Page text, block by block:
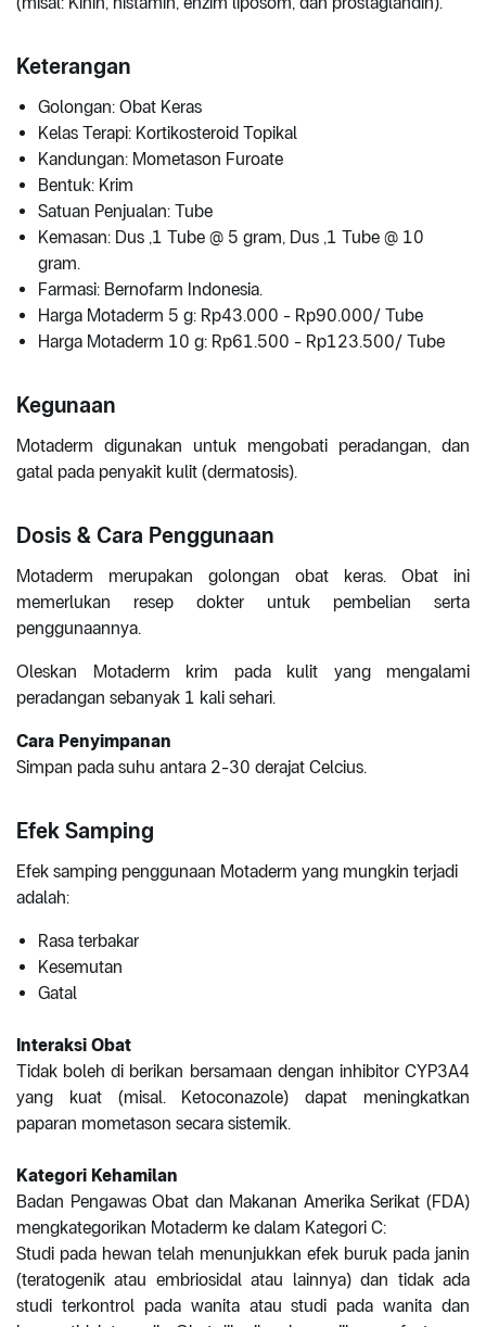
Keterangan
Golongan: Obat Keras
Kelas Terapi: Kortikosteroid Topikal
Kandungan: Mometason Furoate
Bentuk: Krim
Satuan Penjualan: Tube
Kemasan: Dus ,1 Tube @ 5 gram, Dus ,1 Tube @ 10
gram.
Farmasi: Bernofarm Indonesia.
Harga Motaderm 5 g: Rp43.000 - Rp90.000/ Tube
Harga Motaderm 10 g: Rp61.500 - Rp123.500/ Tube
Kegunaan
Motaderm digunakan untuk mengobati peradangan, dan
gatal pada penyakit kulit (dermatosis).
Dosis & Cara Penggunaan
Motaderm merupakan golongan obat keras. Obat ini
memerlukan resep dokter untuk pembelian serta
penggunaannya.
Oleskan Motaderm krim pada kulit yang mengalami
peradangan sebanyak 1 kali sehari.
Cara Penyimpanan
Simpan pada suhu antara 2-30 derajat Celcius.
Efek Samping
Efek samping penggunaan Motaderm yang mungkin terjadi
adalah:
Rasa terbakar
Kesemutan
Gatal
Interaksi Obat
Tidak boleh di berikan bersamaan dengan inhibitor CYP3A4
yang kuat (misal. Ketoconazole) dapat meningkatkan
paparan mometason secara sistemik.
Kategori Kehamilan
Badan Pengawas Obat dan Makanan Amerika Serikat (FDA)
mengkategorikan Motaderm ke dalam Kategori C:
Studi pada hewan telah menunjukkan efek buruk pada janin
(teratogenik atau embriosidal atau lainnya) dan tidak ada
studi terkontrol pada wanita atau studi pada wanita dan